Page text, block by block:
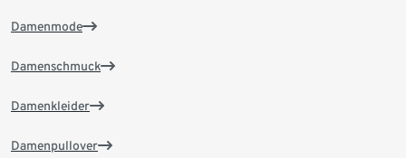
Damenmode
Damenschmuck
Damenkleider
Damenpullover